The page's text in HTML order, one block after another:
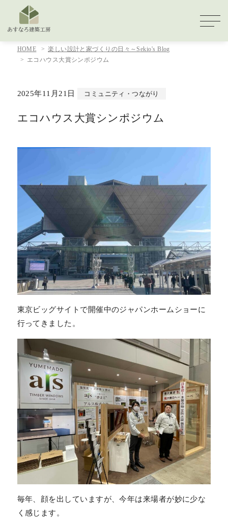
HOME
楽しい設計と家づくりの日々～Sekio's Blog
エコハウス大賞シンポジウム
2025年11月21日 コミュニティ・つながり
エコハウス大賞シンポジウム
東京ビッグサイトで開催中のジャパンホームショーに
行ってきました。
毎年、顔を出していますが、今年は来場者が妙に少な
く感じます。